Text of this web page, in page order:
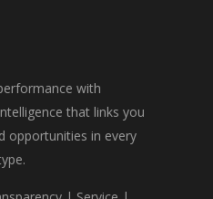
with
that links you
opportunities in every